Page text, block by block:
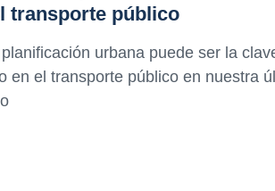
transporte público
urbana puede ser la
en el transporte público en nuestra